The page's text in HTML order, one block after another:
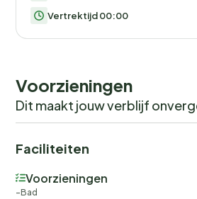
Vertrektijd 00:00
Voorzieningen
Dit maakt jouw verblijf
Faciliteiten
Voorzieningen
Bad